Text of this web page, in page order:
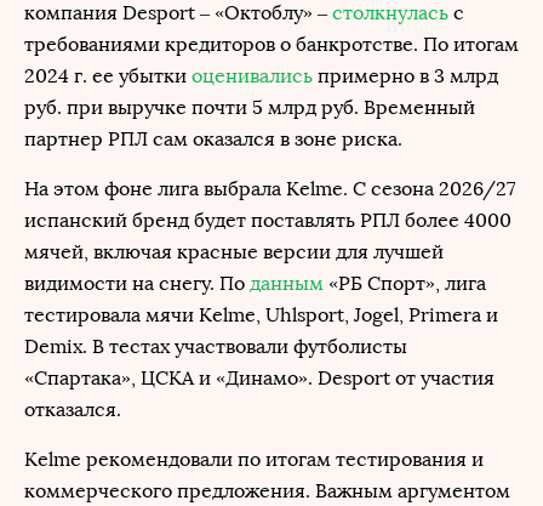
компания Desport – «Октоблу» – столкнулась с
требованиями кредиторов о банкротстве. По итогам
2024 г. ее убытки оценивались примерно в 3 млрд
руб. при выручке почти 5 млрд руб. Временный
партнер РПЛ сам оказался в зоне риска.
На этом фоне лига выбрала Kelme. С сезона 2026/27
испанский бренд будет поставлять РПЛ более 4000
мячей, включая красные версии для лучшей
видимости на снегу. По данным «РБ Спорт», лига
тестировала мячи Kelme, Uhlsport, Jogel, Primera и
Demix. В тестах участвовали футболисты
«Спартака», ЦСКА и «Динамо». Desport от участия
отказался.
Kelme рекомендовали по итогам тестирования и
коммерческого предложения. Важным аргументом